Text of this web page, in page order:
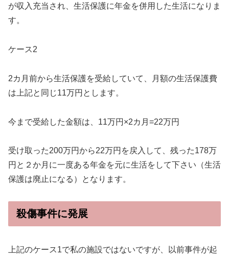
が収入充当され、生活保護に年金を併用した生活になりま
す。
ケース2
2カ月前から生活保護を受給していて、月額の生活保護費
は上記と同じ11万円とします。
今まで受給した金額は、11万円×2カ月=22万円
受け取った200万円から22万円を戻入して、残った178万
円と２か月に一度ある年金を元に生活をして下さい（生活
保護は廃止になる）となります。
殺傷事件に発展
上記のケース1で私の施設ではないですが、以前事件が起